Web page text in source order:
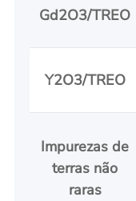
Gd2O3/TREO
Y2O3/TREO
Impurezas de
terras não
raras